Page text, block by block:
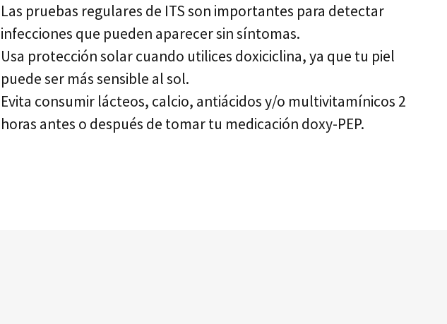
Las pruebas regulares de ITS son importantes para detectar
infecciones que pueden aparecer sin síntomas.
Usa protección solar cuando utilices doxiciclina, ya que tu piel
puede ser más sensible al sol.
Evita consumir lácteos, calcio, antiácidos y/o multivitamínicos 2
horas antes o después de tomar tu medicación doxy-PEP.